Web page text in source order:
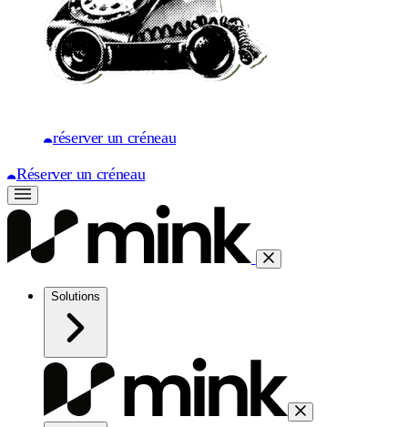
réserver un créneau
Réserver un créneau
Solutions